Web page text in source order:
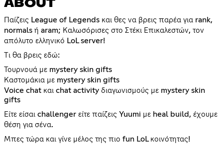
ABOUT
Παίζεις League of Legends και θες να βρεις παρέα για rank,
normals ή aram; Καλωσόρισες στο Στέκι Επικαλεστών, τον
απόλυτο ελληνικό LoL server!
Τι θα βρεις εδώ:
Τουρνουά με mystery skin gifts
Καστομάκια με mystery skin gifts
Voice chat και chat activity διαγωνισμούς με mystery skin
gifts
Είτε είσαι challenger είτε παίζεις Yuumi με heal build, έχουμε
θέση για σένα.
Μπες τώρα και γίνε μέλος της πιο fun LoL κοινότητας!